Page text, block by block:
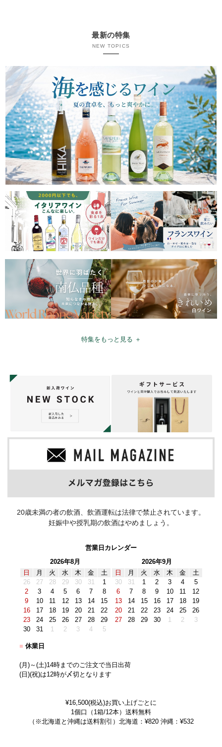
最新の特集
NEW TOPICS
特集をもっと見る ＋
20歳未満の者の飲酒、飲酒運転は法律で禁止されています。
妊娠中や授乳期の飲酒はやめましょう。
営業日カレンダー
2026年8月
日
月 火 水 木 金
土
26
27 28 29 30 31
1
2
3 4 5 6 7
8
9
10 11 12 13 14
15
16
17 18 19 20 21
22
23
24 25 26 27 28
29
30
31 1 2 3 4 5
2026年9月
日
月 火 水 木 金
土
30
31 1 2 3 4
5
6
7 8 9 10 11
12
13
14 15 16 17 18
19
20
21 22 23 24 25
26
27
28 29 30 1 2 3
■ 休業日
(月)～(土)14時までのご注文で当日出荷
(日)(祝)は12時が〆切となります
¥16,500(税込)お買い上げごとに
1個口（1箱/12本）送料無料
（※北海道と沖縄は送料割引）北海道：¥820 沖縄：¥532